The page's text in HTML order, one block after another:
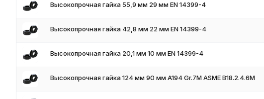
Высокопрочная гайка 55,9 мм 29 мм EN 14399-4
Высокопрочная гайка 42,8 мм 22 мм EN 14399-4
Высокопрочная гайка 20,1 мм 10 мм EN 14399-4
Высокопрочная гайка 124 мм 90 мм A194 Gr.7M ASME B18.2.4.6M